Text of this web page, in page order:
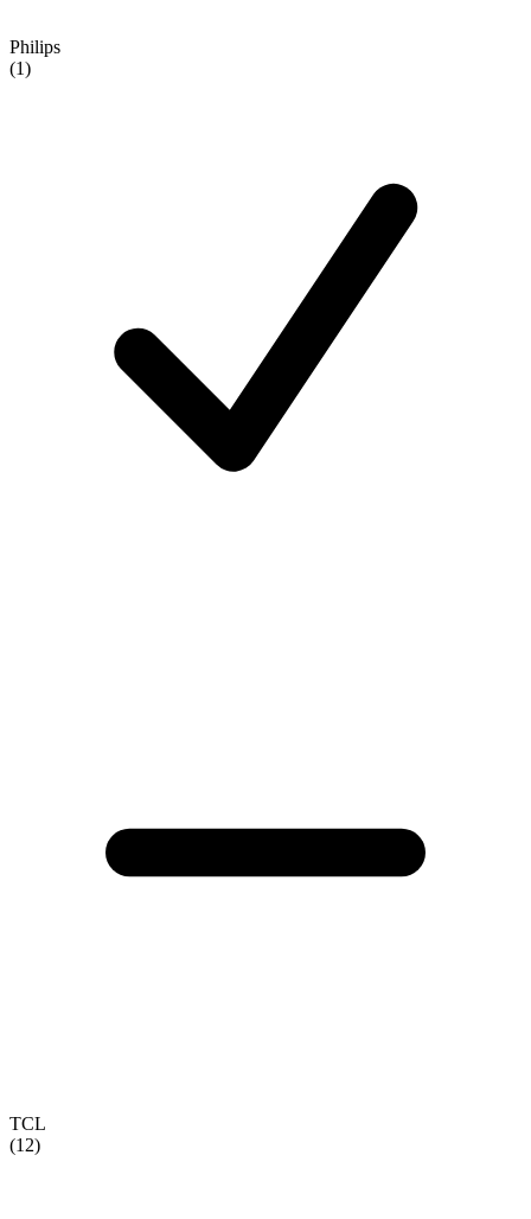
Philips
(1)
TCL
(12)